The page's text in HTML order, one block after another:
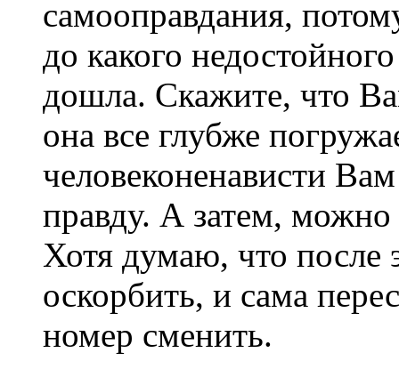
самооправдания,
до какого
дошла. Скажите, что
она все глубже
человеконенависти
правду. А затем,
Хотя думаю, что после
оскорбить, и сама
номер сменить.